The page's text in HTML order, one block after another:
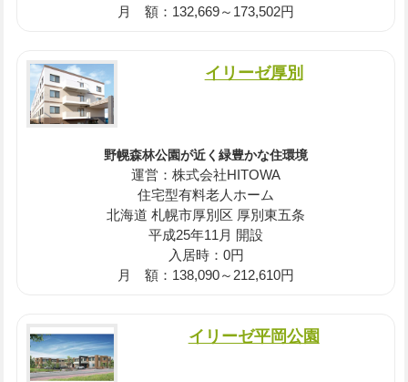
月 額：132,669～173,502円
イリーゼ厚別
野幌森林公園が近く緑豊かな住環境
運営：株式会社HITOWA
住宅型有料老人ホーム
北海道 札幌市厚別区 厚別東五条
平成25年11月 開設
入居時：0円
月 額：138,090～212,610円
イリーゼ平岡公園